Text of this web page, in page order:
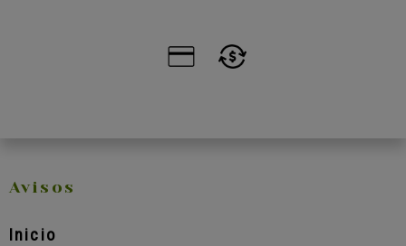
Avisos
Inicio